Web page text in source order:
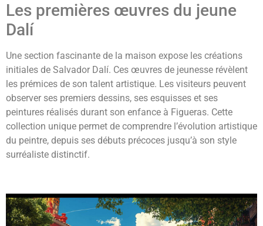
Les premières œuvres du jeune
Dalí
Une section fascinante de la maison expose les créations
initiales de Salvador Dalí. Ces œuvres de jeunesse révèlent
les prémices de son talent artistique. Les visiteurs peuvent
observer ses premiers dessins, ses esquisses et ses
peintures réalisés durant son enfance à Figueras. Cette
collection unique permet de comprendre l’évolution artistique
du peintre, depuis ses débuts précoces jusqu’à son style
surréaliste distinctif.